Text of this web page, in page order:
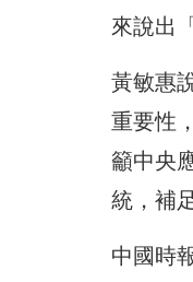
來說出
黃敏惠
重要性
籲中央
統，補
中國時